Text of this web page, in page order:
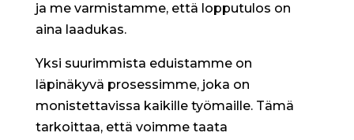
ja me varmistamme, että lopputulos on
aina laadukas.
Yksi suurimmista eduistamme on
läpinäkyvä prosessimme, joka on
monistettavissa kaikille työmaille. Tämä
tarkoittaa, että voimme taata